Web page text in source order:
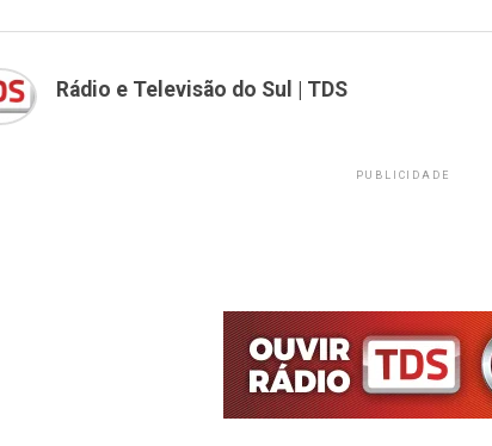
Rádio e Televisão do Sul | TDS
PUBLICIDADE